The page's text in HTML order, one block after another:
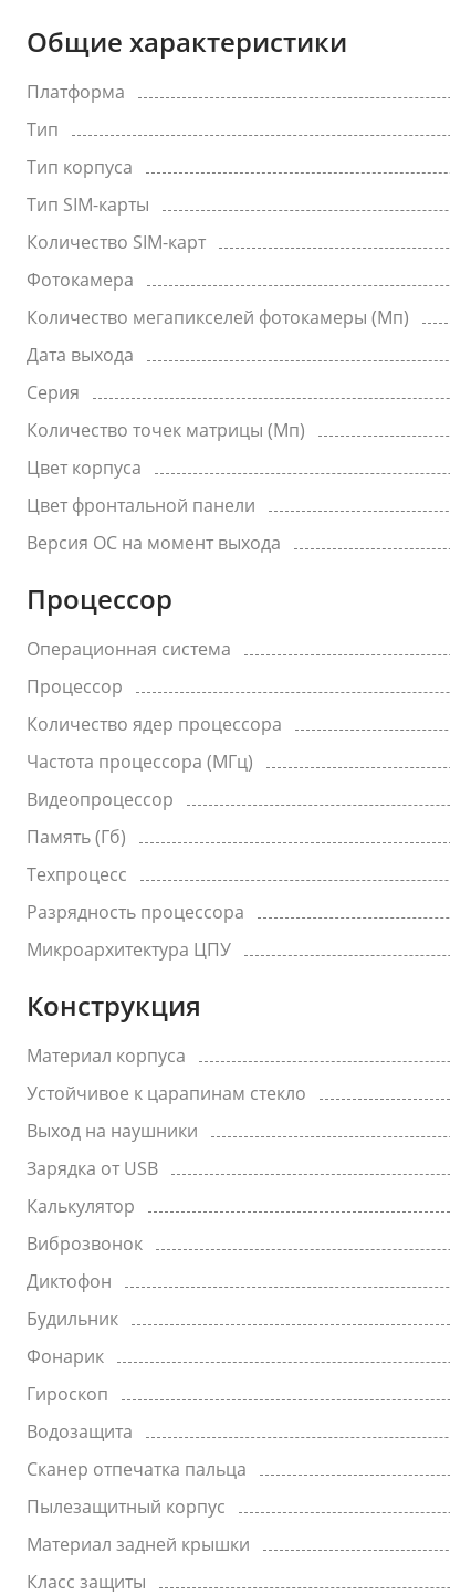
Общие характеристики
Платформа
Тип
Тип корпуса
Тип SIM-карты
Количество SIM-карт
Фотокамера
Количество мегапикселей фотокамеры (Мп)
Дата выхода
Серия
Количество точек матрицы (Мп)
Цвет корпуса
Цвет фронтальной панели
Версия ОС на момент выхода
Процессор
Операционная система
Процессор
Количество ядер процессора
Частота процессора (МГц)
Видеопроцессор
Память (Гб)
Техпроцесс
Разрядность процессора
Микроархитектура ЦПУ
Конструкция
Материал корпуса
Устойчивое к царапинам стекло
Выход на наушники
Зарядка от USB
Калькулятор
Виброзвонок
Диктофон
Будильник
Фонарик
Гироскоп
Водозащита
Сканер отпечатка пальца
Пылезащитный корпус
Материал задней крышки
Класс защиты